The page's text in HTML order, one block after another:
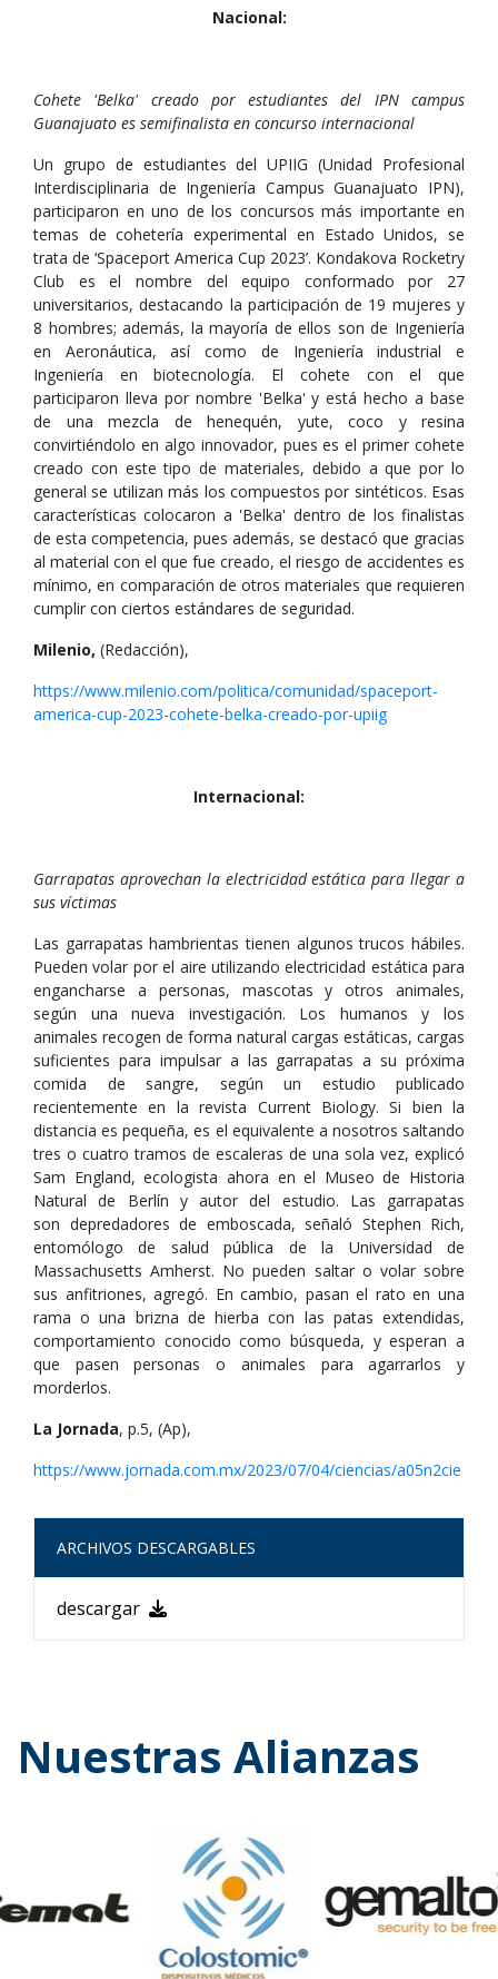
Nacional:
Cohete 'Belka' creado por estudiantes del IPN campus
Guanajuato es semifinalista en concurso internacional
Un grupo de estudiantes del UPIIG (Unidad Profesional
Interdisciplinaria de Ingeniería Campus Guanajuato IPN),
participaron en uno de los concursos más importante en
temas de cohetería experimental en Estado Unidos, se
trata de ‘Spaceport America Cup 2023’. Kondakova Rocketry
Club es el nombre del equipo conformado por 27
universitarios, destacando la participación de 19 mujeres y
8 hombres; además, la mayoría de ellos son de Ingeniería
en Aeronáutica, así como de Ingeniería industrial e
Ingeniería en biotecnología. El cohete con el que
participaron lleva por nombre 'Belka' y está hecho a base
de una mezcla de henequén, yute, coco y resina
convirtiéndolo en algo innovador, pues es el primer cohete
creado con este tipo de materiales, debido a que por lo
general se utilizan más los compuestos por sintéticos. Esas
características colocaron a 'Belka' dentro de los finalistas
de esta competencia, pues además, se destacó que gracias
al material con el que fue creado, el riesgo de accidentes es
mínimo, en comparación de otros materiales que requieren
cumplir con ciertos estándares de seguridad.
Milenio, (Redacción),
https://www.milenio.com/politica/comunidad/spaceport-
america-cup-2023-cohete-belka-creado-por-upiig
Internacional:
Garrapatas aprovechan la electricidad estática para llegar a
sus víctimas
Las garrapatas hambrientas tienen algunos trucos hábiles.
Pueden volar por el aire utilizando electricidad estática para
engancharse a personas, mascotas y otros animales,
según una nueva investigación. Los humanos y los
animales recogen de forma natural cargas estáticas, cargas
suficientes para impulsar a las garrapatas a su próxima
comida de sangre, según un estudio publicado
recientemente en la revista Current Biology. Si bien la
distancia es pequeña, es el equivalente a nosotros saltando
tres o cuatro tramos de escaleras de una sola vez, explicó
Sam England, ecologista ahora en el Museo de Historia
Natural de Berlín y autor del estudio. Las garrapatas
son depredadores de emboscada, señaló Stephen Rich,
entomólogo de salud pública de la Universidad de
Massachusetts Amherst. No pueden saltar o volar sobre
sus anfitriones, agregó. En cambio, pasan el rato en una
rama o una brizna de hierba con las patas extendidas,
comportamiento conocido como búsqueda, y esperan a
que pasen personas o animales para agarrarlos y
morderlos.
La Jornada, p.5, (Ap),
https://www.jornada.com.mx/2023/07/04/ciencias/a05n2cie
ARCHIVOS DESCARGABLES
descargar
Nuestras Alianzas